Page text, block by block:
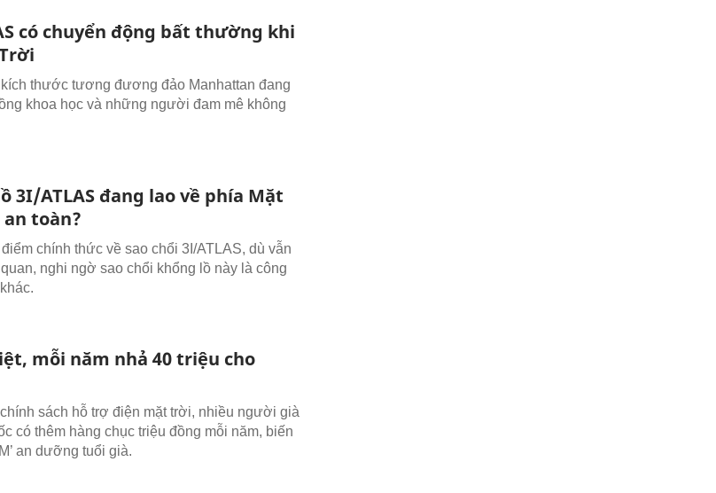
có chuyển động bất thường khi
thước tương đương đảo Manhattan đang
khoa học và những người đam mê không
3I/ATLAS đang lao về phía Mặt
toàn?
chính thức về sao chổi 3I/ATLAS, dù vẫn
nghi ngờ sao chổi khổng lồ này là công
mỗi năm nhả 40 triệu cho
sách hỗ trợ điện mặt trời, nhiều người già
có thêm hàng chục triệu đồng mỗi năm, biến
an dưỡng tuổi già.